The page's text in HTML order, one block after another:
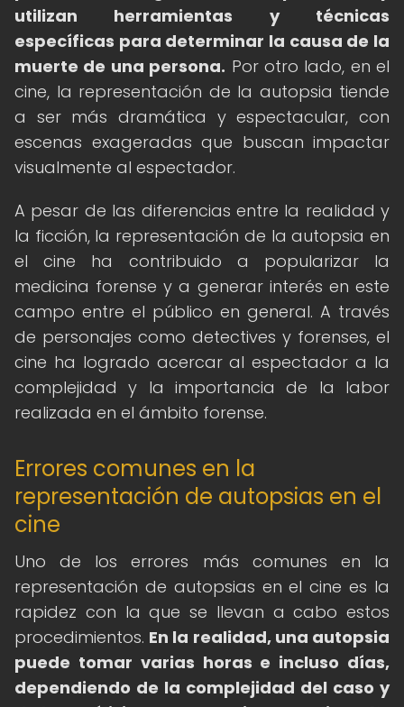
utilizan herramientas y técnicas
específicas para determinar la causa de la
muerte de una persona. Por otro lado, en el
cine, la representación de la autopsia tiende
a ser más dramática y espectacular, con
escenas exageradas que buscan impactar
visualmente al espectador.
A pesar de las diferencias entre la realidad y
la ficción, la representación de la autopsia en
el cine ha contribuido a popularizar la
medicina forense y a generar interés en este
campo entre el público en general. A través
de personajes como detectives y forenses, el
cine ha logrado acercar al espectador a la
complejidad y la importancia de la labor
realizada en el ámbito forense.
Errores comunes en la
representación de autopsias en el
cine
Uno de los errores más comunes en la
representación de autopsias en el cine es la
rapidez con la que se llevan a cabo estos
procedimientos. En la realidad, una autopsia
puede tomar varias horas e incluso días,
dependiendo de la complejidad del caso y